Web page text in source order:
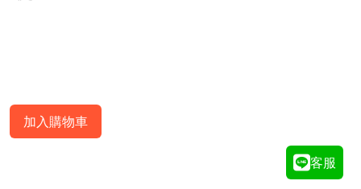
加入購物車
客服